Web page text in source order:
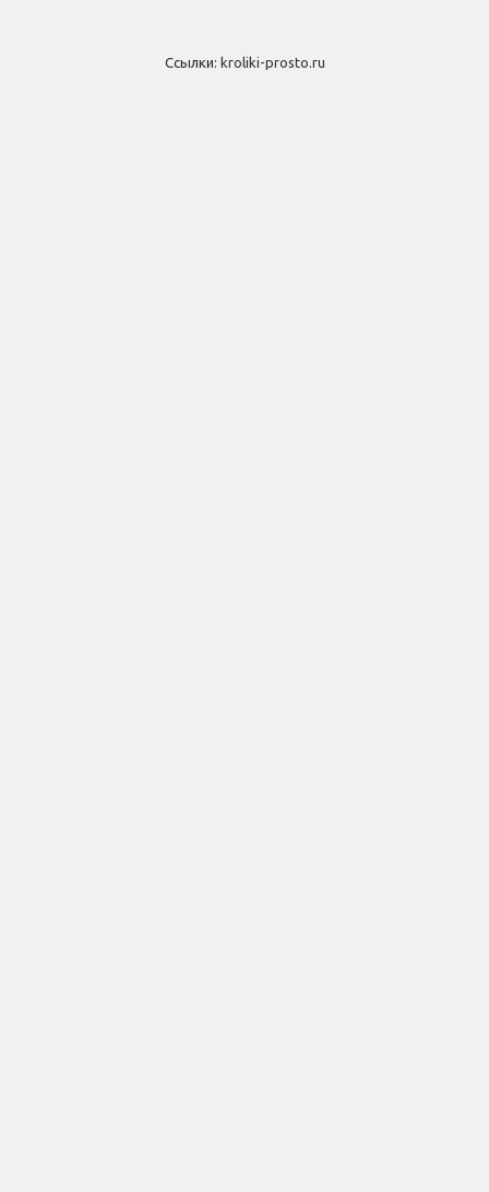
Ссылки: kroliki-prosto.ru